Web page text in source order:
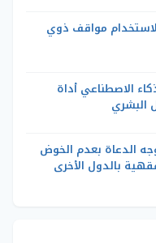
لاستخدام مواقف ذوي
الاصطناعي أداة
البشري
الدعاة بعدم الخوض
بالدول الأخرى